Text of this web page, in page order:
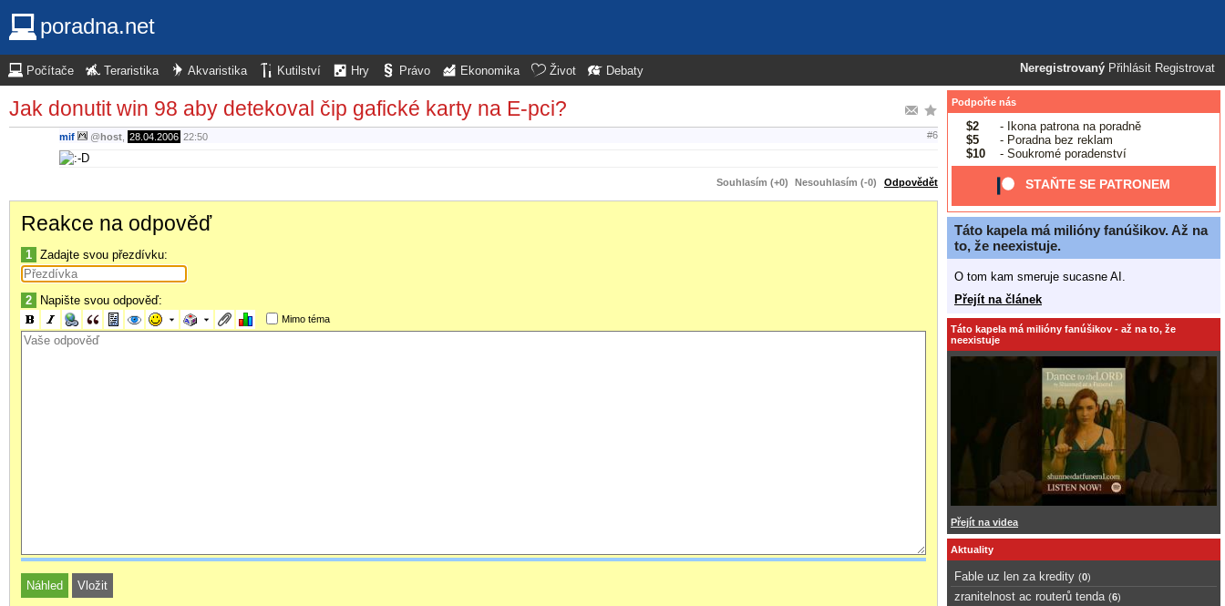
poradna.net
Neregistrovaný Přihlásit Registrovat
Počítače Teraristika Akvaristika Kutilství Hry Právo Ekonomika Život Debaty
Jak donutit win 98 aby detekoval čip gafické karty na E-pci?
mif @host 28.04.2006 22:50 #6
Souhlasím (+0) Nesouhlasím (-0) Odpovědět
Reakce na odpověď
1 Zadajte svou přezdívku:
2 Napište svou odpověď:
Mimo téma
Podpořte nás
$2
- Ikona patrona na poradně
$5
- Poradna bez reklam
$10
- Soukromé poradenství
STAŇTE SE PATRONEM
Táto kapela má milióny fanúšikov. Až na
to, že neexistuje.
O tom kam smeruje sucasne AI.
Přejít na článek
Táto kapela má milióny fanúšikov - až na to, že
neexistuje
Přejít na videa
Aktuality
Fable uz len za kredity (0)
zranitelnost ac routerů tenda (6)